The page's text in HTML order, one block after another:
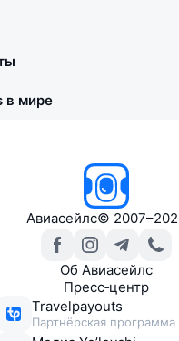
в мире
Авиасейлс©
Об Авиасейлс
Пресс‑центр
Travelpayouts
Партнёрская программа